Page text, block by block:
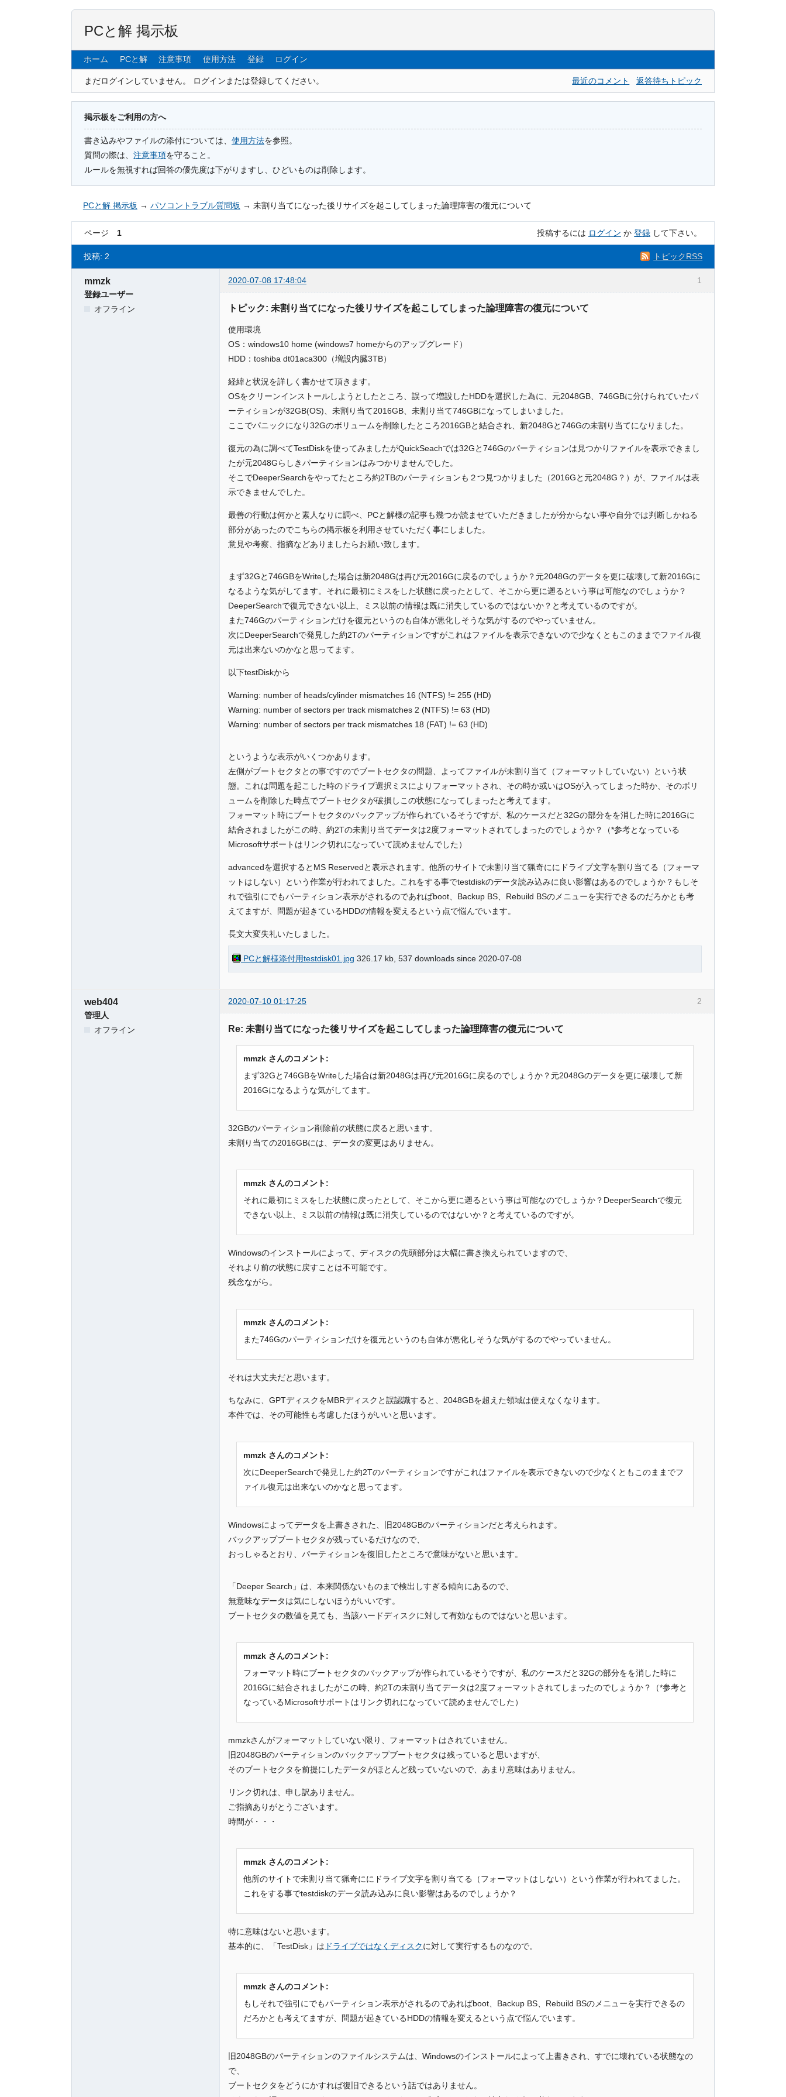
PCと解 掲示板
ホーム PCと解 注意事項 使用方法 登録 ログイン
まだログインしていません。 ログインまたは登録してください。 最近のコメント 返答待ちトピック
掲示板をご利用の方へ
書き込みやファイルの添付については、 使用方法を参照。
質問の際は、 注意事項を守ること。
ルールを無視すれば回答の優先度は下がりますし、ひどいものは削除します。
PCと解 掲示板 → パソコントラブル質問板 → 未割り当てになった後リサイズを起こしてしまった論理障害の復元について
ページ 1 投稿するには ログイン か 登録 して下さい。
トピックRSS
投稿: 2
1
mmzk
2020-07-08 17:48:04
登録ユーザー
オフライン
トピック: 未割り当てになった後リサイズを起こしてしまった論理障害の復元について
使用環境
OS：windows10 home (windows7 homeからのアップグレード）
HDD：toshiba dt01aca300（増設内臓3TB）
経緯と状況を詳しく書かせて頂きます。
OSをクリーンインストールしようとしたところ、誤って増設したHDDを選択した為に、元2048GB、746GBに分けられていたパ
ーティションが32GB(OS)、未割り当て2016GB、未割り当て746GBになってしまいました。
ここでパニックになり32Gのボリュームを削除したところ2016GBと結合され、新2048Gと746Gの未割り当てになりました。
復元の為に調べてTestDiskを使ってみましたがQuickSeachでは32Gと746Gのパーティションは見つかりファイルを表示できまし
たが元2048Gらしきパーティションはみつかりませんでした。
そこでDeeperSearchをやってたところ約2TBのパーティションも２つ見つかりました（2016Gと元2048G？）が、ファイルは表
示できませんでした。
最善の行動は何かと素人なりに調べ、PCと解様の記事も幾つか読ませていただきましたが分からない事や自分では判断しかねる
部分があったのでこちらの掲示板を利用させていただく事にしました。
意見や考察、指摘などありましたらお願い致します。
まず32Gと746GBをWriteした場合は新2048Gは再び元2016Gに戻るのでしょうか？元2048Gのデータを更に破壊して新2016Gに
なるような気がしてます。それに最初にミスをした状態に戻ったとして、そこから更に遡るという事は可能なのでしょうか？
DeeperSearchで復元できない以上、ミス以前の情報は既に消失しているのではないか？と考えているのですが。
また746Gのパーティションだけを復元というのも自体が悪化しそうな気がするのでやっていません。
次にDeeperSearchで発見した約2Tのパーティションですがこれはファイルを表示できないので少なくともこのままでファイル復
元は出来ないのかなと思ってます。
以下testDiskから
Warning: number of heads/cylinder mismatches 16 (NTFS) != 255 (HD)
Warning: number of sectors per track mismatches 2 (NTFS) != 63 (HD)
Warning: number of sectors per track mismatches 18 (FAT) != 63 (HD)
というような表示がいくつかあります。
左側がブートセクタとの事ですのでブートセクタの問題、よってファイルが未割り当て（フォーマットしていない）という状
態。これは問題を起こした時のドライブ選択ミスによりフォーマットされ、その時か或いはOSが入ってしまった時か、そのボリ
ュームを削除した時点でブートセクタが破損しこの状態になってしまったと考えてます。
フォーマット時にブートセクタのバックアップが作られているそうですが、私のケースだと32Gの部分をを消した時に2016Gに
結合されましたがこの時、約2Tの未割り当てデータは2度フォーマットされてしまったのでしょうか？（*参考となっている
Microsoftサポートはリンク切れになっていて読めませんでした）
advancedを選択するとMS Reservedと表示されます。他所のサイトで未割り当て猟奇ににドライブ文字を割り当てる（フォーマ
ットはしない）という作業が行われてました。これをする事でtestdiskのデータ読み込みに良い影響はあるのでしょうか？もしそ
れで強引にでもパーティション表示がされるのであればboot、Backup BS、Rebuild BSのメニューを実行できるのだろかとも考
えてますが、問題が起きているHDDの情報を変えるという点で悩んでいます。
長文大変失礼いたしました。
PCと解様添付用testdisk01.jpg 326.17 kb, 537 downloads since 2020-07-08
2
web404
2020-07-10 01:17:25
管理人
オフライン
Re: 未割り当てになった後リサイズを起こしてしまった論理障害の復元について
mmzk さんのコメント:
まず32Gと746GBをWriteした場合は新2048Gは再び元2016Gに戻るのでしょうか？元2048Gのデータを更に破壊して新
2016Gになるような気がしてます。
32GBのパーティション削除前の状態に戻ると思います。
未割り当ての2016GBには、データの変更はありません。
mmzk さんのコメント:
それに最初にミスをした状態に戻ったとして、そこから更に遡るという事は可能なのでしょうか？DeeperSearchで復元
できない以上、ミス以前の情報は既に消失しているのではないか？と考えているのですが。
Windowsのインストールによって、ディスクの先頭部分は大幅に書き換えられていますので、
それより前の状態に戻すことは不可能です。
残念ながら。
mmzk さんのコメント:
また746Gのパーティションだけを復元というのも自体が悪化しそうな気がするのでやっていません。
それは大丈夫だと思います。
ちなみに、GPTディスクをMBRディスクと誤認識すると、2048GBを超えた領域は使えなくなります。
本件では、その可能性も考慮したほうがいいと思います。
mmzk さんのコメント:
次にDeeperSearchで発見した約2Tのパーティションですがこれはファイルを表示できないので少なくともこのままでフ
ァイル復元は出来ないのかなと思ってます。
Windowsによってデータを上書きされた、旧2048GBのパーティションだと考えられます。
バックアップブートセクタが残っているだけなので、
おっしゃるとおり、パーティションを復旧したところで意味がないと思います。
「Deeper Search」は、本来関係ないものまで検出しすぎる傾向にあるので、
無意味なデータは気にしないほうがいいです。
ブートセクタの数値を見ても、当該ハードディスクに対して有効なものではないと思います。
mmzk さんのコメント:
フォーマット時にブートセクタのバックアップが作られているそうですが、私のケースだと32Gの部分をを消した時に
2016Gに結合されましたがこの時、約2Tの未割り当てデータは2度フォーマットされてしまったのでしょうか？（*参考と
なっているMicrosoftサポートはリンク切れになっていて読めませんでした）
mmzkさんがフォーマットしていない限り、フォーマットはされていません。
旧2048GBのパーティションのバックアップブートセクタは残っていると思いますが、
そのブートセクタを前提にしたデータがほとんど残っていないので、あまり意味はありません。
リンク切れは、申し訳ありません。
ご指摘ありがとうございます。
時間が・・・
mmzk さんのコメント:
他所のサイトで未割り当て猟奇ににドライブ文字を割り当てる（フォーマットはしない）という作業が行われてました。
これをする事でtestdiskのデータ読み込みに良い影響はあるのでしょうか？
特に意味はないと思います。
基本的に、「TestDisk」は ドライブではなくディスクに対して実行するものなので。
mmzk さんのコメント:
もしそれで強引にでもパーティション表示がされるのであればboot、Backup BS、Rebuild BSのメニューを実行できるの
だろかとも考えてますが、問題が起きているHDDの情報を変えるという点で悩んでいます。
旧2048GBのパーティションのファイルシステムは、Windowsのインストールによって上書きされ、すでに壊れている状態なの
で、
ブートセクタをどうにかすれば復旧できるという話ではありません。